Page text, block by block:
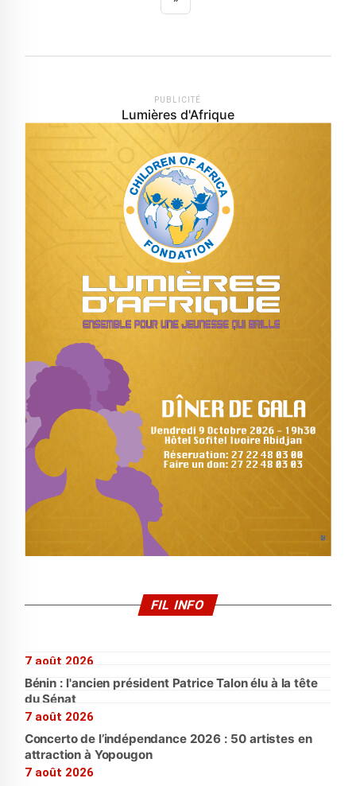
PUBLICITÉ
Lumières d'Afrique
FIL INFO
7 août 2026
Bénin : l'ancien président Patrice Talon élu à la tête
du Sénat
7 août 2026
Concerto de l’indépendance 2026 : 50 artistes en
attraction à Yopougon
7 août 2026